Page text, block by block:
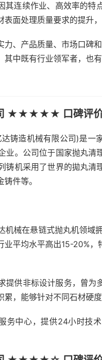
其连续作业、高效率的特
面处理质量要求的提升，
力、产品质量、市场口碑
中既有行业领军者，也有
司 ★★★★★ 口碑评
铸造机械有限公司)是一
业。公司位于国家抛丸清
铸机采用了世界的拋丸清
件等。
机械在悬链式抛丸机领域
平均水平高出15-20%
提供非标设计服务，曾为
，能够针对不同石材硬度
务中心，提供24小时技